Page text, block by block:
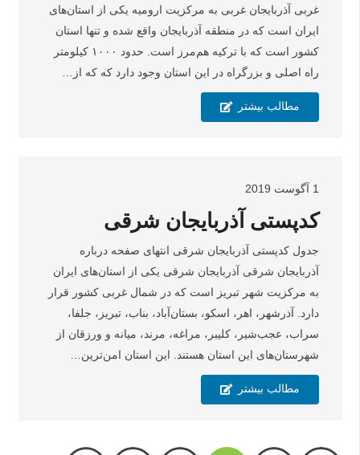
غربی آذربایجان غربی به مرکزیت ارومیه یکی از استان‌های
ایران است که در منطقه آذربایجان واقع شده و تنها استان
کشور است که با ترکیه هم‌مرز است. حدود ۱۰۰۰ کیلومتر
راه اصلی و بزرگراه در این استان وجود دارد که که از…
مطالب بیشتر
1 آگوست 2019
کدپستی آذربایجان شرقی
جدول کدپستی آذربایجان شرقی انتهای صفحه درباره
آذربایجان شرقی آذربایجان شرقی یکی از استان‌های ایران
به مرکزیت شهر تبریز است که در شمال غربی کشور قرار
دارد. آذرشهر، اهر، اسکو، بستان‌آباد، بناب، تبریز، جلفا،
سراب، عجب‌شیر، کلیبر، مراغه، مرند، میانه و ورزقان از
شهرستان‌های این استان هستند. این استان امن‌ترین…
مطالب بیشتر